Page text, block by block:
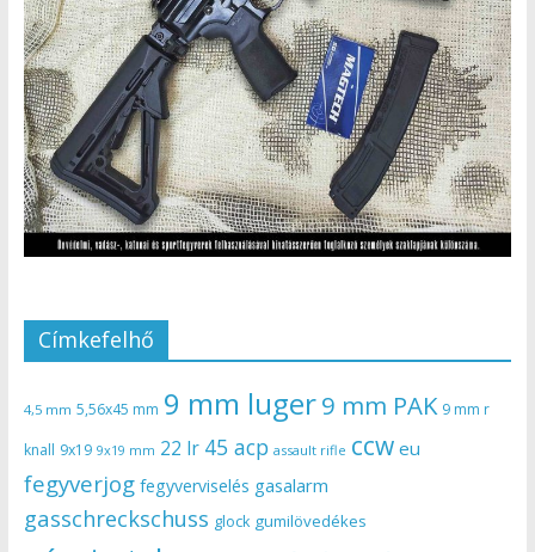
Címkefelhő
4,5 mm 5,56x45 mm 9 mm luger9 mm PAK 9 mm r
knall 9x19 9x19 mm 22 lr 45 acp assault rifle ccw eu
fegyverjog fegyverviselés gasalarm
gasschreckschuss glock gumilövedékes